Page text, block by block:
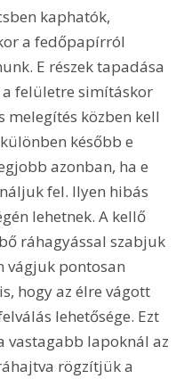
a fedőpapírról
E részek tapadása
felületre simításkor
melegítés közben kell
később e
azonban, ha e
fel. Ilyen hibás
lehetnek. A kellő
ráhagyással szabjuk
vágjuk pontosan
hogy az élre vágott
lehetősége. Ezt
vastagabb lapoknál az
rögzítjük a